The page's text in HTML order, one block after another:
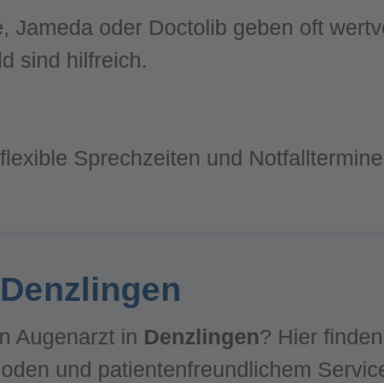
oder Doctolib geben oft
sind hilfreich.
Sprechzeiten und
Augenarzt in Denzlingen? Hier
und patientenfreundlichem